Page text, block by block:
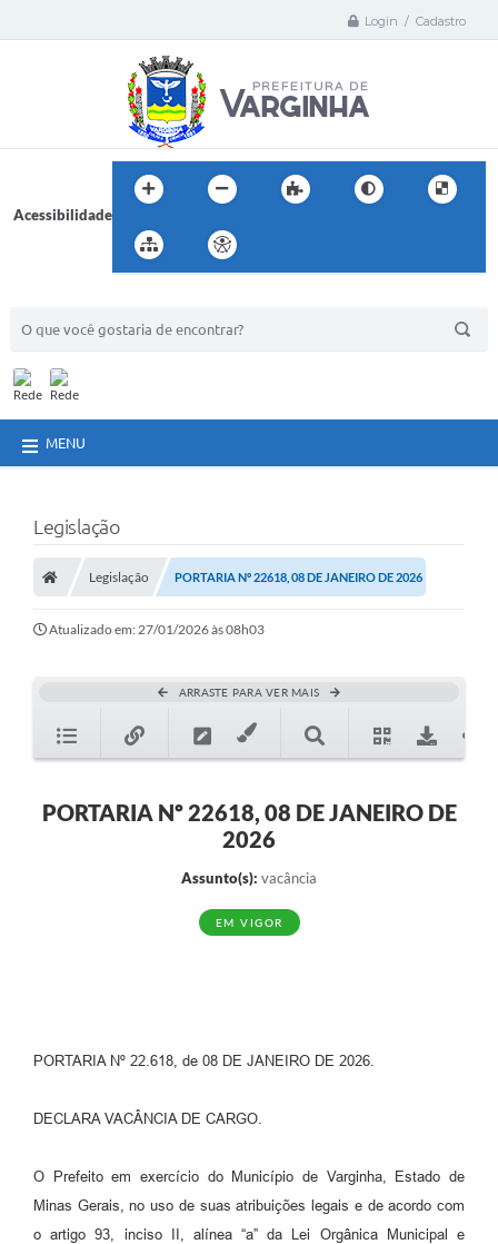
Login / Cadastro
Acessibilidade
MENU
Legislação
Legislação PORTARIA Nº 22618, 08 DE JANEIRO DE 2026
Atualizado em: 27/01/2026 às 08h03
ARRASTE PARA VER MAIS
PORTARIA Nº 22618, 08 DE JANEIRO DE
2026
Assunto(s): vacância
EM VIGOR
PORTARIA Nº 22.618, de 08 DE JANEIRO DE 2026.
DECLARA VACÂNCIA DE CARGO.
O Prefeito em exercício do Município de Varginha, Estado de
Minas Gerais, no uso de suas atribuições legais e de acordo com
o artigo 93, inciso II, alínea “a” da Lei Orgânica Municipal e